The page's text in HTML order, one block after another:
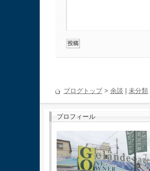
ブログトップ> 余談 未分類
プロフィール